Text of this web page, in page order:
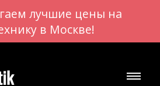
лучшие цены на
в Москве!